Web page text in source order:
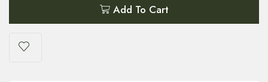
Add To Cart